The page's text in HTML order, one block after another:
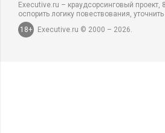
Executive.ru – краудсорсинговый
оспорить логику повествования,
18+
Executive.ru © 2000 – 2026.